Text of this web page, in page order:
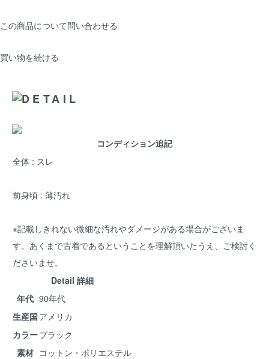
この商品について問い合わせる
買い物を続ける
コンディション追記
全体 : スレ
前身頃 : 薄汚れ
※記載しきれない微細な汚れやダメージがある場合がございま
す。あくまで古着であるということを理解頂いたうえ、ご検討く
ださいませ。
Detail 詳細
年代 90年代
生産国 アメリカ
カラーブラック
素材 コットン・ポリエステル